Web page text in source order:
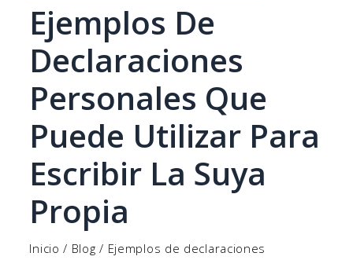
Ejemplos De
Declaraciones
Personales Que
Puede Utilizar Para
Escribir La Suya
Propia
Inicio / Blog / Ejemplos de declaraciones